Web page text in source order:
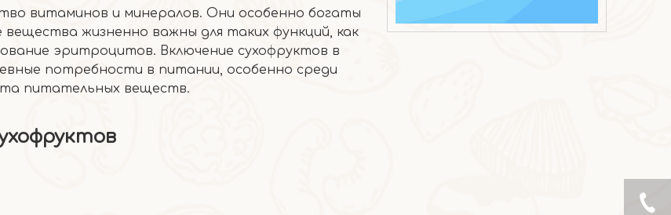
витаминов и минералов. Они особенно богаты
жизненно важны для таких функций, как
эритроцитов. Включение сухофруктов в
потребности в питании, особенно среди
питательных веществ.
2026-07-07